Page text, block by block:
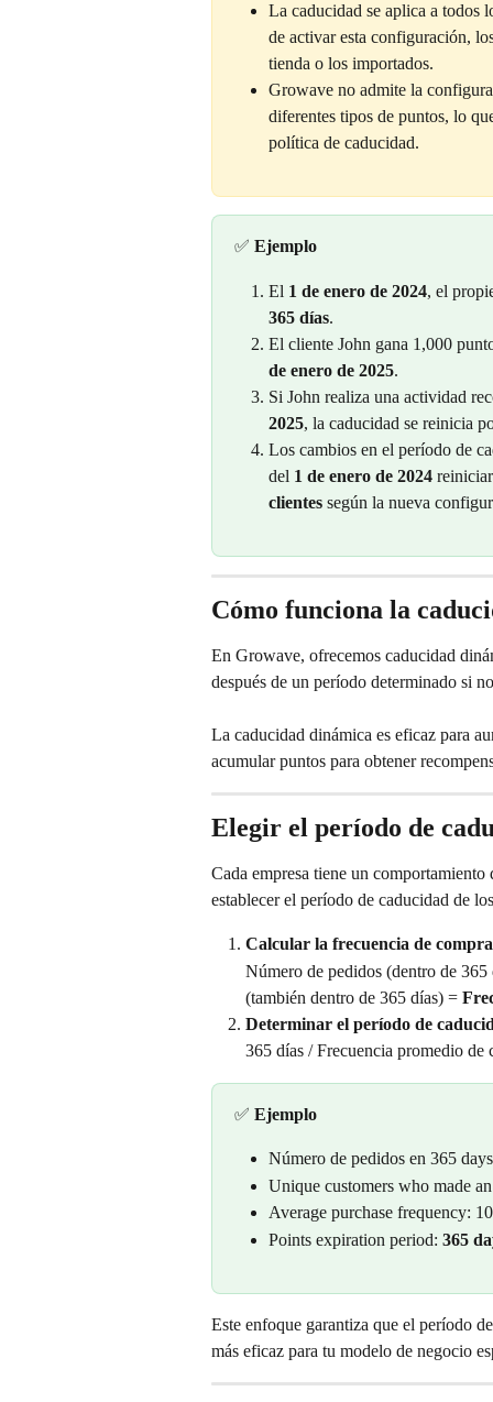
La caducidad se aplica a todos
de activar esta configuración,
tienda o los importados.
Growave no admite la
diferentes tipos de puntos, lo
política de caducidad.
✅ Ejemplo
El 1 de enero de 2024, el
365 días.
El cliente John gana 1,000
de enero de 2025.
Si John realiza una actividad
2025, la caducidad se reinicia
Los cambios en el período de
del 1 de enero de 2024
clientes según la nueva
Cómo funciona la
En Growave, ofrecemos caducidad
después de un período determinado si
La caducidad dinámica es eficaz para
acumular puntos para obtener
Elegir el período de
Cada empresa tiene un
establecer el período de caducidad de
Calcular la frecuencia de compra
Número de pedidos (dentro de
(también dentro de 365 días) =
Determinar el período de
365 días / Frecuencia promedio
✅ Ejemplo
Número de pedidos en 365
Unique customers who made
Average purchase frequency:
Points expiration period: 365
Este enfoque garantiza que el período
más eficaz para tu modelo de negocio